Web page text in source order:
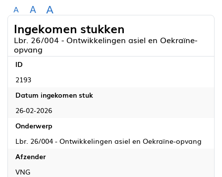
A A A
Ingekomen stukken
Lbr. 26/004 - Ontwikkelingen asiel en Oekraïne-
opvang
ID
2193
Datum ingekomen stuk
26-02-2026
Onderwerp
Lbr. 26/004 - Ontwikkelingen asiel en Oekraïne-opvang
Afzender
VNG